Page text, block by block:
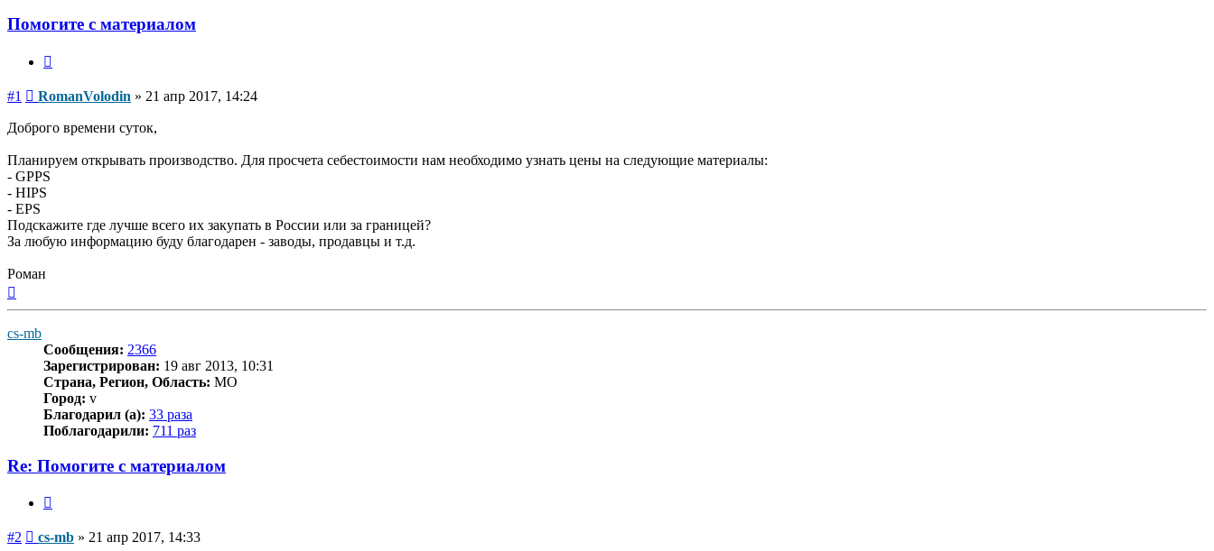
Помогите с материалом
#1 Сообщение
RomanVolodin » 21 апр 2017, 14:24
Доброго времени суток,
Планируем открывать производство. Для просчета себестоимости нам необходимо узнать цены на следующие материалы:
- GPPS
- HIPS
- EPS
Подскажите где лучше всего их закупать в России или за границей?
За любую информацию буду благодарен - заводы, продавцы и т.д.
Роман
cs-mb
Сообщения: 2366
Зарегистрирован: 19 авг 2013, 10:31
Страна, Регион, Область: MO
Город: v
Благодарил (а): 33 раза
Поблагодарили: 711 раз
Re: Помогите с материалом
#2 Сообщение
cs-mb » 21 апр 2017, 14:33